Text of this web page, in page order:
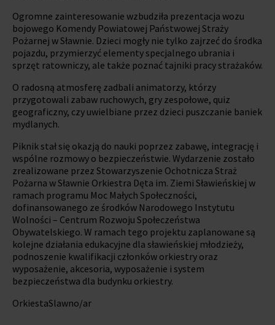
Ogromne zainteresowanie wzbudziła prezentacja wozu
bojowego Komendy Powiatowej Państwowej Straży
Pożarnej w Sławnie. Dzieci mogły nie tylko zajrzeć do środka
pojazdu, przymierzyć elementy specjalnego ubrania i
sprzęt ratowniczy, ale także poznać tajniki pracy strażaków.
O radosną atmosferę zadbali animatorzy, którzy
przygotowali zabaw ruchowych, gry zespołowe, quiz
geograficzny, czy uwielbiane przez dzieci puszczanie baniek
mydlanych.
Piknik stał się okazją do nauki poprzez zabawę, integrację i
wspólne rozmowy o bezpieczeństwie. Wydarzenie zostało
zrealizowane przez Stowarzyszenie Ochotnicza Straż
Pożarna w Sławnie Orkiestra Dęta im. Ziemi Sławieńskiej w
ramach programu Moc Małych Społeczności,
dofinansowanego ze środków Narodowego Instytutu
Wolności – Centrum Rozwoju Społeczeństwa
Obywatelskiego. W ramach tego projektu zaplanowane są
kolejne działania edukacyjne dla sławieńskiej młodzieży,
podnoszenie kwalifikacji członków orkiestry oraz
wyposażenie, akcesoria, wyposażenie i system
bezpieczeństwa dla budynku orkiestry.
OrkiestaSlawno/ar